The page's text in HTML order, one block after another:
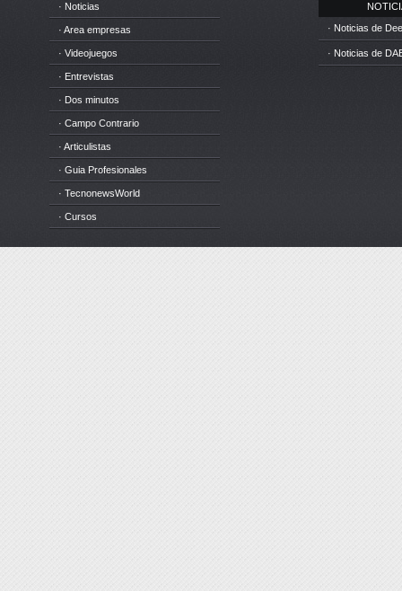
· Noticias
· Area empresas
· Videojuegos
· Entrevistas
· Dos minutos
· Campo Contrario
· Articulistas
· Guia Profesionales
· TecnonewsWorld
· Cursos
· Noticias de
· Noticias de